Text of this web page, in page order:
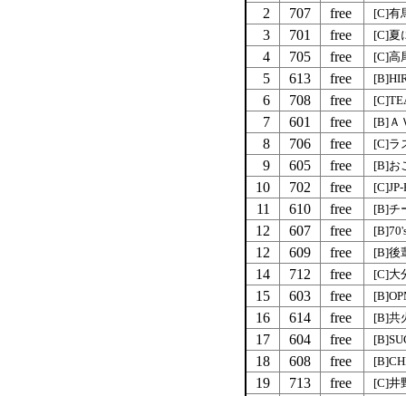
2 707 free [C]有
3 701 free [C]夏
4 705 free [C]高
5 613 free
6 708 free
7 601 free [B]Ａ
8 706 free [C]ラ
9 605 free [B]お
10 702 free
11 610 free [B]チ
12 607 free
12 609 free [B]後
14 712 free [C]大
15 603 free
16 614 free [B]共
17 604 free
18 608 free
19 713 free [C]井